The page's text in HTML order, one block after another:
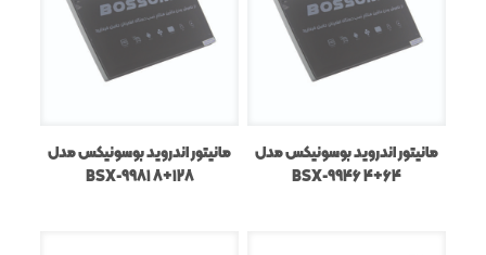
مانیتور اندروید بوسونیکس مدل
BSX-9946 4+64
مانیتور اندروید بوسونیکس مدل
BSX-9981 8+128